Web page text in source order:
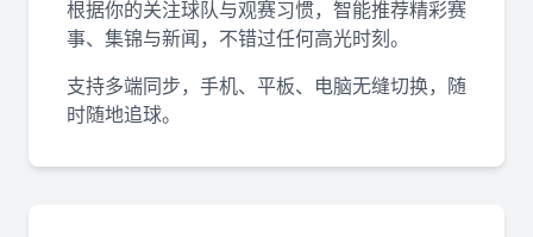
根据你的关注球队与观赛习惯，智能推荐精彩赛
事、集锦与新闻，不错过任何高光时刻。
支持多端同步，手机、平板、电脑无缝切换，随
时随地追球。